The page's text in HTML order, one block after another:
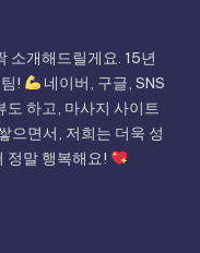
소개해드릴게요. 15년
!
네이버, 구글, SNS
도 하고, 마사지 사이트
으면서, 저희는 더욱 성
정말 행복해요!